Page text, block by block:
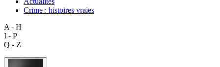
Crime : histoires vraies
A - H
I - P
Q - Z